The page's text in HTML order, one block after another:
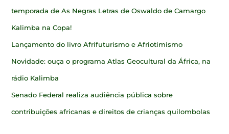
temporada de As Negras Letras de Oswaldo de Camargo
Kalimba na Copa!
Lançamento do livro Afrifuturismo e Afriotimismo
Novidade: ouça o programa Atlas Geocultural da África, na
rádio Kalimba
Senado Federal realiza audiência pública sobre
contribuições africanas e direitos de crianças quilombolas